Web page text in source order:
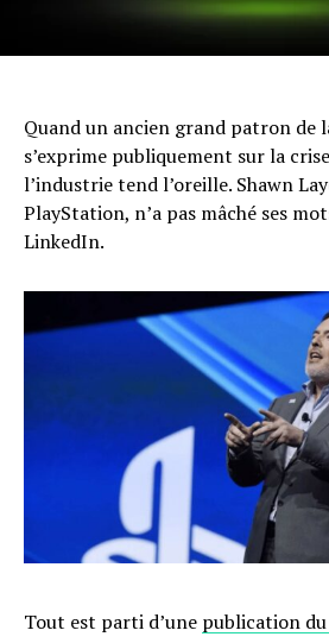
Quand un ancien grand patron de
s’exprime publiquement sur la
l’industrie tend l’oreille. Shawn
PlayStation, n’a pas mâché ses
LinkedIn.
Tout est parti d’une publication